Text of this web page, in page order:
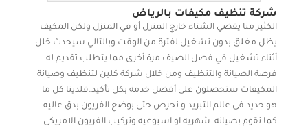
شركة تنظيف مكيفات بالرياض
الكثير منا يقضي الشتاء خارج المنزل أو في المنزل ولكن المكيف
يظل مغلق بدون تشغيل لفترة من الوقت وبالتالي سيحدث خلل
أثناء تشغيل في فصل الصيف مرة أخرى مما يتطلب تقديم له
فرصة الصيانة والتنظيف ومن خلال شركة كلين لتنظيف وصيانة
المكيفات ستحصلون على أفضل خدمة بكل تأكيد.فلدينا كل ما
هو جديد فى عالم التبريد و نحرص حتى بوضع الفريون بدق عاليه
كما نقوم بصيانه شهريه او اسبوعيه وتركيب الفريون الامريكى